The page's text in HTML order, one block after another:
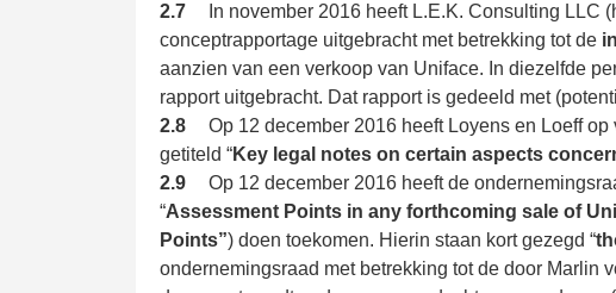
2.7
In november 2016 heeft L.E.K. Consulting LLC
conceptrapportage uitgebracht met betrekking tot de
aanzien van een verkoop van Uniface. In diezelfde
rapport uitgebracht. Dat rapport is gedeeld met
2.8
Op 12 december 2016 heeft Loyens en Loeff
getiteld “Key legal notes on certain aspects
2.9
Op 12 december 2016 heeft de
“Assessment Points in any forthcoming sale of
Points”) doen toekomen. Hierin staan kort gezegd “
ondernemingsraad met betrekking tot de door Marlin